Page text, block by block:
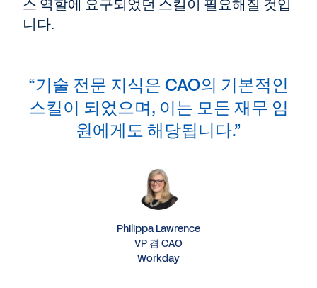
스 역할에 요구되었던 스킬이 필요해질 것입
니다.
“기술 전문 지식은 CAO의 기본적인
스킬이 되었으며, 이는 모든 재무 임
원에게도 해당됩니다.”
Philippa Lawrence
VP 겸 CAO
Workday